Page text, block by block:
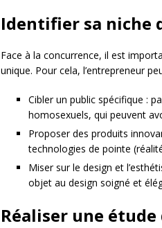
Identifier sa niche
Face à la concurrence, il est
unique. Pour cela, l’entrepreneur
Cibler un public spécifique :
homosexuels, qui peuvent
Proposer des produits
technologies de pointe
Miser sur le design et
objet au design soigné et
Réaliser une